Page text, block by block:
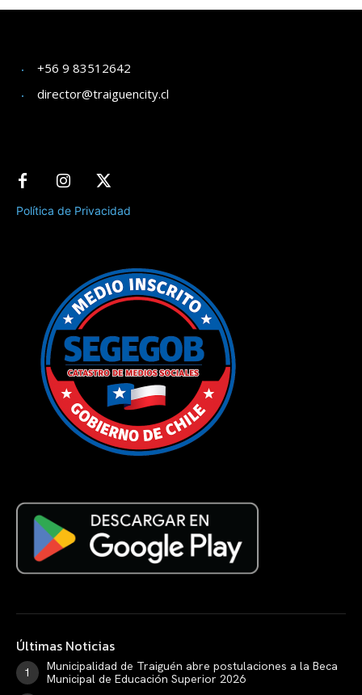
+56 9 83512642
director@traiguencity.cl
Política de Privacidad
Últimas Noticias
Municipalidad de Traiguén abre postulaciones a la Beca
Municipal de Educación Superior 2026